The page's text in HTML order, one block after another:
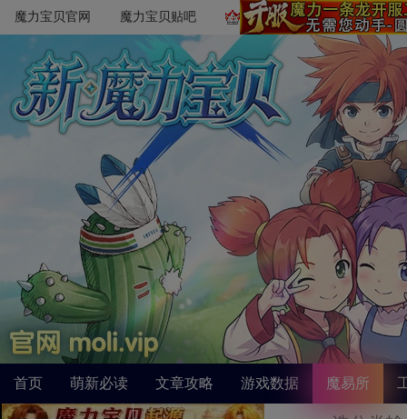
魔力宝贝官网 魔力宝贝贴吧
首页 萌新必读 文章攻略 游戏数据 魔易所